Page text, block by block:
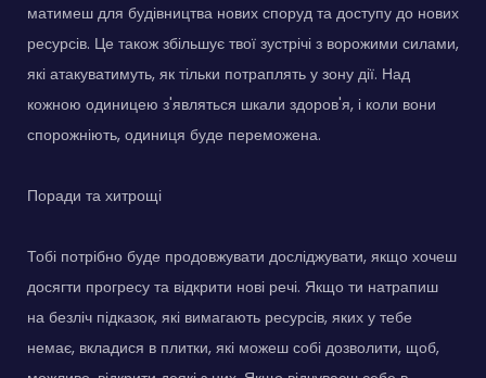
матимеш для будівництва нових споруд та доступу до нових
ресурсів. Це також збільшує твої зустрічі з ворожими силами,
які атакуватимуть, як тільки потраплять у зону дії. Над
кожною одиницею з'являться шкали здоров'я, і коли вони
спорожніють, одиниця буде переможена.
Поради та хитрощі
Тобі потрібно буде продовжувати досліджувати, якщо хочеш
досягти прогресу та відкрити нові речі. Якщо ти натрапиш
на безліч підказок, які вимагають ресурсів, яких у тебе
немає, вкладися в плитки, які можеш собі дозволити, щоб,